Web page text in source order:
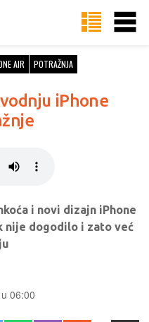
AIR POTRAŽNJA
iPhone
i novi dizajn iPhone
nije dogodilo i zato već
06:00